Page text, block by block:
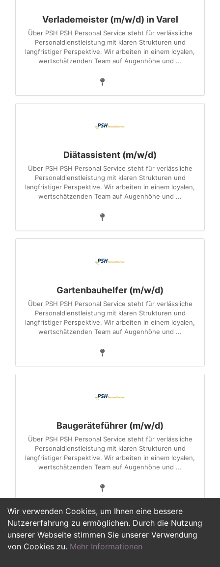
Wir verwenden Cookies, um Ihnen eine bessere
Nutzererfahrung zu ermöglichen. Durch die Nutzung
unserer Webseite stimmen Sie unserer Verwendung
von Cookies zu. Mehr Informationen
Verlademeister (m/w/d) in Varel
Über PSH PSH Personal Service steht für verlässliche
Personaldienstleistung mit klaren Strukturen und
langfristiger Perspektive. Wir arbeiten in einem loyalen,
wertschätzenden Team auf Augenhöhe und ...
Diätassistent (m/w/d)
Über PSH PSH Personal Service steht für verlässliche
Personaldienstleistung mit klaren Strukturen und
langfristiger Perspektive. Wir arbeiten in einem loyalen,
wertschätzenden Team auf Augenhöhe und ...
Gartenbauhelfer (m/w/d)
Über PSH PSH Personal Service steht für verlässliche
Personaldienstleistung mit klaren Strukturen und
langfristiger Perspektive. Wir arbeiten in einem loyalen,
wertschätzenden Team auf Augenhöhe und ...
Baugeräteführer (m/w/d)
Über PSH PSH Personal Service steht für verlässliche
Personaldienstleistung mit klaren Strukturen und
langfristiger Perspektive. Wir arbeiten in einem loyalen,
wertschätzenden Team auf Augenhöhe und ...
1 2 >